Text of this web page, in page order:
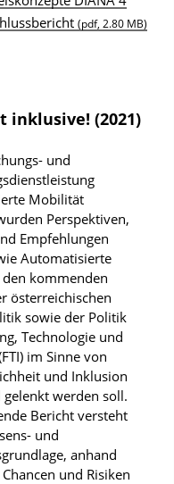
(pdf, 2.80 MB)
(2021)
und
Mobilität
Perspektiven,
Empfehlungen
Automatisierte
kommenden
österreichischen
sowie der Politik
Technologie und
im Sinne von
und Inklusion
werden soll.
Bericht versteht
und
anhand
und Risiken